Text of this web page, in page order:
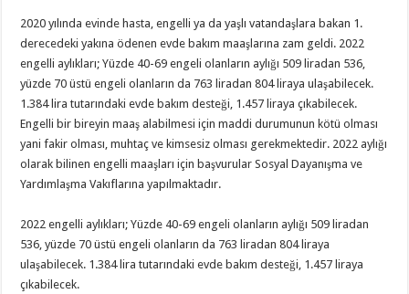
2020 yılında evinde hasta, engelli ya da yaşlı vatandaşlara bakan 1.
derecedeki yakına ödenen evde bakım maaşlarına zam geldi. 2022
engelli aylıkları; Yüzde 40-69 engeli olanların aylığı 509 liradan 536,
yüzde 70 üstü engeli olanların da 763 liradan 804 liraya ulaşabilecek.
1.384 lira tutarındaki evde bakım desteği, 1.457 liraya çıkabilecek.
Engelli bir bireyin maaş alabilmesi için maddi durumunun kötü olması
yani fakir olması, muhtaç ve kimsesiz olması gerekmektedir. 2022 aylığı
olarak bilinen engelli maaşları için başvurular Sosyal Dayanışma ve
Yardımlaşma Vakıflarına yapılmaktadır.
2022 engelli aylıkları; Yüzde 40-69 engeli olanların aylığı 509 liradan
536, yüzde 70 üstü engeli olanların da 763 liradan 804 liraya
ulaşabilecek. 1.384 lira tutarındaki evde bakım desteği, 1.457 liraya
çıkabilecek.